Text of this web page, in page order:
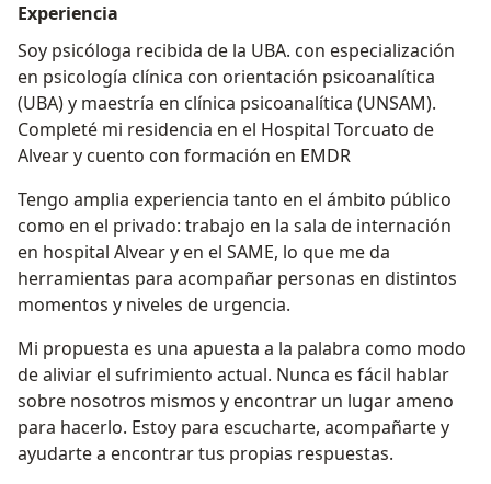
Experiencia
Soy psicóloga recibida de la UBA. con especialización
en psicología clínica con orientación psicoanalítica
(UBA) y maestría en clínica psicoanalítica (UNSAM).
Completé mi residencia en el Hospital Torcuato de
Alvear y cuento con formación en EMDR
Tengo amplia experiencia tanto en el ámbito público
como en el privado: trabajo en la sala de internación
en hospital Alvear y en el SAME, lo que me da
herramientas para acompañar personas en distintos
momentos y niveles de urgencia.
Mi propuesta es una apuesta a la palabra como modo
de aliviar el sufrimiento actual. Nunca es fácil hablar
sobre nosotros mismos y encontrar un lugar ameno
para hacerlo. Estoy para escucharte, acompañarte y
ayudarte a encontrar tus propias respuestas.